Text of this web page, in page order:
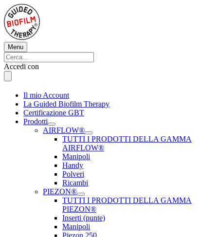
Vai
al
contenuto
Menu
Menu
Cerca:
Cerca
Accedi con
Il mio Account
La Guided Biofilm Therapy
Certificazione GBT
Prodotti
AIRFLOW®
TUTTI I PRODOTTI DELLA GAMMA
AIRFLOW®
Manipoli
Handy
Polveri
Ricambi
PIEZON®
TUTTI I PRODOTTI DELLA GAMMA
PIEZON®
Inserti (punte)
Manipoli
Piezon 250